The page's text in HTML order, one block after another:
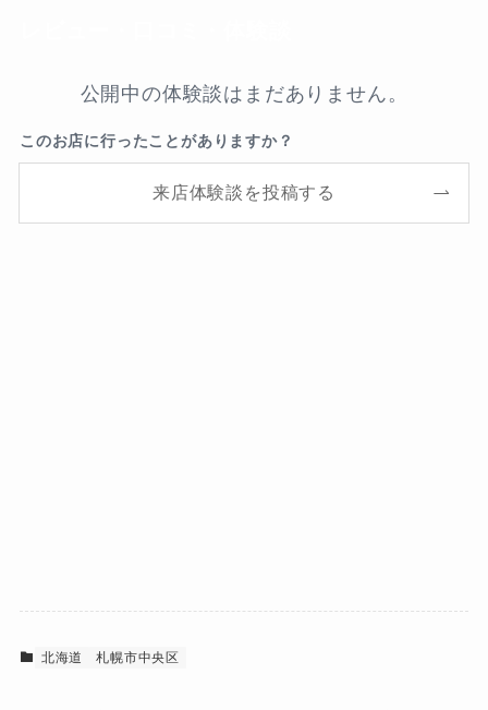
公開中の体験談はまだありません。
このお店に行ったことがありますか？
来店体験談を投稿する
北海道 札幌市中央区